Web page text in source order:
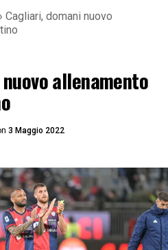
Cagliari, domani nuovo
allenamento
3 Maggio 2022